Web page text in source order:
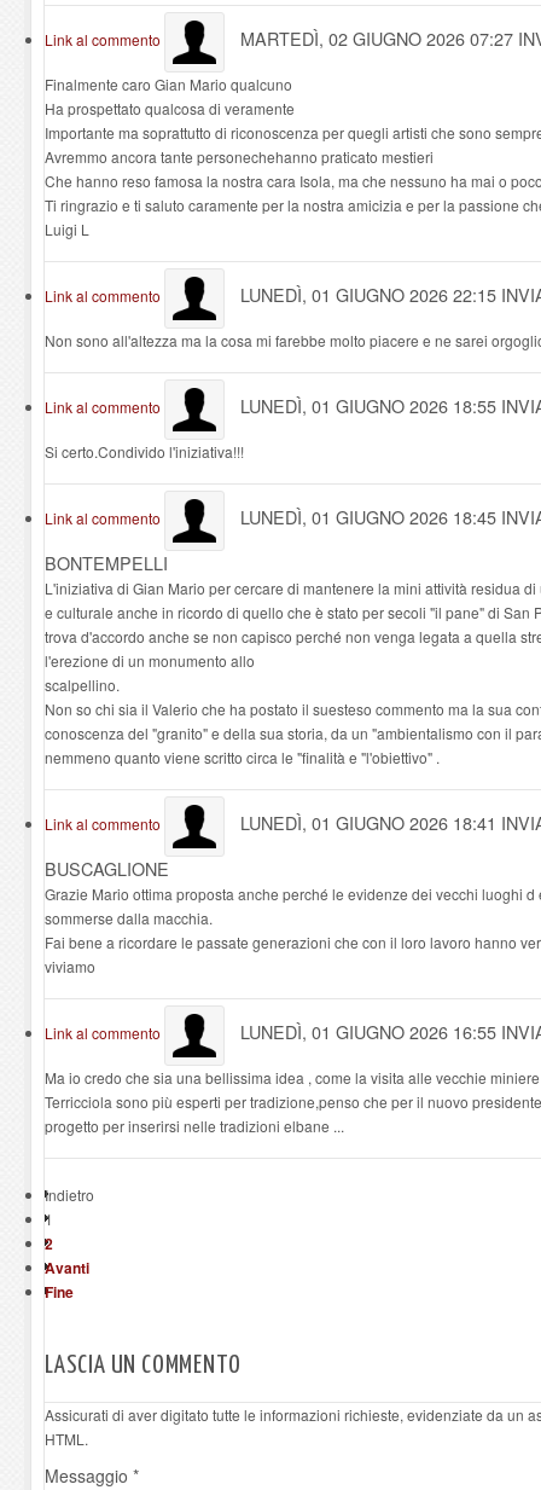
Link al commento MARTEDÌ, 02 GIUGNO 2026 07:27
Finalmente caro Gian Mario qualcuno
Ha prospettato qualcosa di veramente
Importante ma soprattutto di riconoscenza per quegli artisti che sono
Avremmo ancora tante personechehanno praticato mestieri
Che hanno reso famosa la nostra cara Isola, ma che nessuno ha mai o
Ti ringrazio e ti saluto caramente per la nostra amicizia e per la passione
Luigi L
Link al commento LUNEDÌ, 01 GIUGNO 2026 22:15
Non sono all'altezza ma la cosa mi farebbe molto piacere e ne sarei
Link al commento LUNEDÌ, 01 GIUGNO 2026 18:55
Si certo.Condivido l'iniziativa!!!
Link al commento LUNEDÌ, 01 GIUGNO 2026 18:45
BONTEMPELLI
L'iniziativa di Gian Mario per cercare di mantenere la mini attività residua
e culturale anche in ricordo di quello che è stato per secoli "il pane" di San
trova d'accordo anche se non capisco perché non venga legata a quella
l'erezione di un monumento allo
scalpellino.
Non so chi sia il Valerio che ha postato il suesteso commento ma la sua
conoscenza del "granito" e della sua storia, da un "ambientalismo con il
nemmeno quanto viene scritto circa le "finalità e "l'obiettivo" .
Link al commento LUNEDÌ, 01 GIUGNO 2026 18:41
BUSCAGLIONE
Grazie Mario ottima proposta anche perché le evidenze dei vecchi luoghi
sommerse dalla macchia.
Fai bene a ricordare le passate generazioni che con il loro lavoro hanno
viviamo
Link al commento LUNEDÌ, 01 GIUGNO 2026 16:55
Ma io credo che sia una bellissima idea , come la visita alle vecchie
Terricciola sono più esperti per tradizione,penso che per il nuovo
progetto per inserirsi nelle tradizioni elbane ...
Indietro
1
2
Avanti
Fine
LASCIA UN COMMENTO
Assicurati di aver digitato tutte le informazioni richieste, evidenziate da un
HTML.
Messaggio *